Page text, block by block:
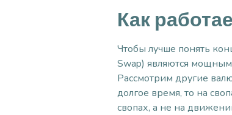
Как
Чтобы лучше понять
Swap) являются
Рассмотрим другие
долгое время, то на
свопах, а не на